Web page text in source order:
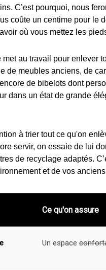
C’est pourquoi, nous
coûte un centime pour le
où vous mettez les
au travail pour enlever
de meubles anciens, de
de bibelots dont
dans un état de grande
à trier tout ce qu'on
servir, on essaie de lui
de recyclage adaptés.
et de vos
Ce qu'on assure
Un espace